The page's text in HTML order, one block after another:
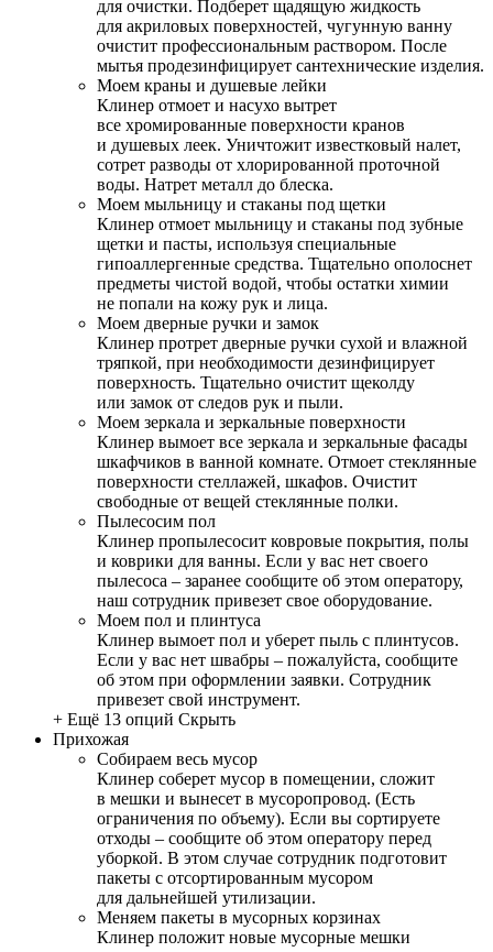
для очистки. Подберет щадящую жидкость
для акриловых поверхностей, чугунную ванну
очистит профессиональным раствором. После
мытья продезинфицирует сантехнические изделия.
Моем краны и душевые лейки
Клинер отмоет и насухо вытрет
все хромированные поверхности кранов
и душевых леек. Уничтожит известковый налет,
сотрет разводы от хлорированной проточной
воды. Натрет металл до блеска.
Моем мыльницу и стаканы под щетки
Клинер отмоет мыльницу и стаканы под зубные
щетки и пасты, используя специальные
гипоаллергенные средства. Тщательно ополоснет
предметы чистой водой, чтобы остатки химии
не попали на кожу рук и лица.
Моем дверные ручки и замок
Клинер протрет дверные ручки сухой и влажной
тряпкой, при необходимости дезинфицирует
поверхность. Тщательно очистит щеколду
или замок от следов рук и пыли.
Моем зеркала и зеркальные поверхности
Клинер вымоет все зеркала и зеркальные фасады
шкафчиков в ванной комнате. Отмоет стеклянные
поверхности стеллажей, шкафов. Очистит
свободные от вещей стеклянные полки.
Пылесосим пол
Клинер пропылесосит ковровые покрытия, полы
и коврики для ванны. Если у вас нет своего
пылесоса – заранее сообщите об этом оператору,
наш сотрудник привезет свое оборудование.
Моем пол и плинтуса
Клинер вымоет пол и уберет пыль с плинтусов.
Если у вас нет швабры – пожалуйста, сообщите
об этом при оформлении заявки. Сотрудник
привезет свой инструмент.
+ Ещё 13 опций Скрыть
Прихожая
Собираем весь мусор
Клинер соберет мусор в помещении, сложит
в мешки и вынесет в мусоропровод. (Есть
ограничения по объему). Если вы сортируете
отходы – сообщите об этом оператору перед
уборкой. В этом случае сотрудник подготовит
пакеты с отсортированным мусором
для дальнейшей утилизации.
Меняем пакеты в мусорных корзинах
Клинер положит новые мусорные мешки